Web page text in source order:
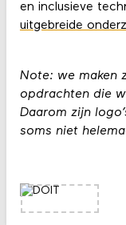
en inclusieve
uitgebreide
Note: we maken
opdrachten die
Daarom zijn
soms niet